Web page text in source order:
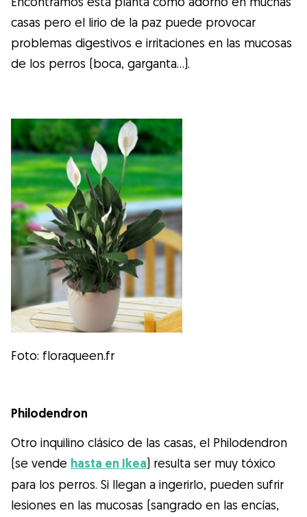
casas pero el lirio de la paz puede provocar
problemas digestivos e irritaciones en las mucosas
de los perros (boca, garganta…).
Foto: floraqueen.fr
Philodendron
Otro inquilino clásico de las casas, el Philodendron
(se vende hasta en Ikea) resulta ser muy tóxico
para los perros. Si llegan a ingerirlo, pueden sufrir
lesiones en las mucosas (sangrado en las encías,